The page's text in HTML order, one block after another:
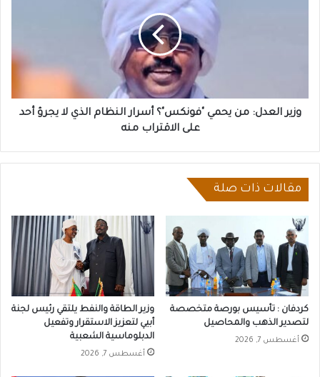
لا
يجرؤ
وزير العدل: من يحمي "فونكس"؟ أسرار النظام الذي لا يجرؤ أحد
على الاقتراب منه
مقالات ذات صلة
كردفان : تأسيس بورصة متخصصة
لتصدير الذهب والمحاصيل
أغسطس 7, 2026
وزير الطاقة والنفط يلتقي رئيس لجنة
أبيي لتعزيز الاستقرار وتفعيل
الدبلوماسية الشعبية
أغسطس 7, 2026